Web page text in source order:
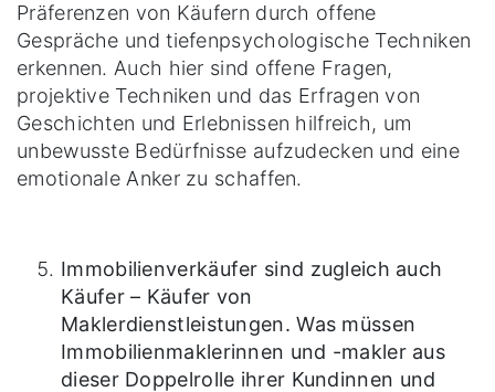
Präferenzen von Käufern durch offene
Gespräche und tiefenpsychologische Techniken
erkennen. Auch hier sind offene Fragen,
projektive Techniken und das Erfragen von
Geschichten und Erlebnissen hilfreich, um
unbewusste Bedürfnisse aufzudecken und eine
emotionale Anker zu schaffen.
Immobilienverkäufer sind zugleich auch
Käufer – Käufer von
Maklerdienstleistungen. Was müssen
Immobilienmaklerinnen und -makler aus
dieser Doppelrolle ihrer Kundinnen und